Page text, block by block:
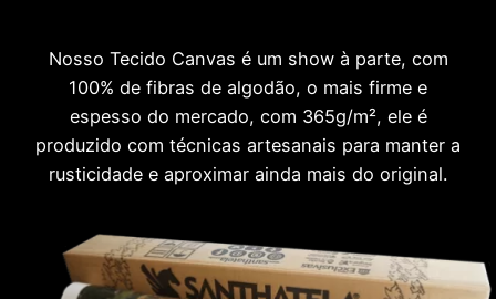
Nosso Tecido Canvas é um show à parte, com
100% de fibras de algodão, o mais firme e
espesso do mercado, com 365g/m², ele é
produzido com técnicas artesanais para manter a
rusticidade e aproximar ainda mais do original.